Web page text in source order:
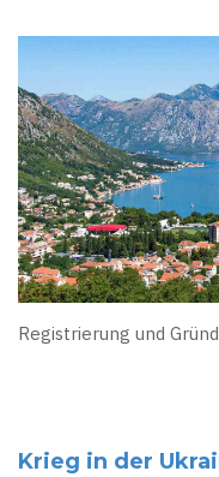
Registrierung und
Krieg in der